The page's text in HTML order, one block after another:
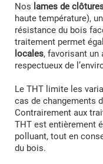
Nos lames de
haute température),
résistance du bois
traitement permet
locales, favorisant un
respectueux de
Le THT limite les
cas de changements
Contrairement aux
THT est entièrement
polluant, tout en
du bois.